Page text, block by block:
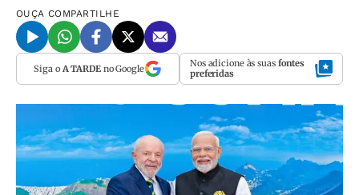
OUÇA COMPARTILHE
Siga o A TARDEno Google Nos adicione às suas fontes
preferidas